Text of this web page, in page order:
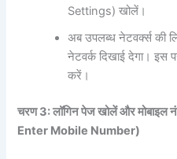
Settings) खोलें।
अब उपलब्ध नेटवर्क्स की
नेटवर्क दिखाई देगा।
करें।
चरण 3:लॉगिनपेजखोलेंऔरमोबाइल
Enter Mobile Number)